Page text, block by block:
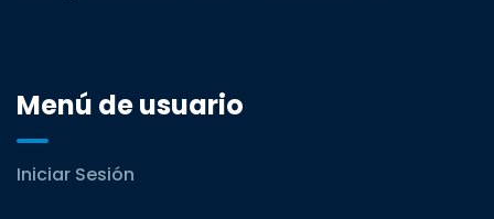
Menú de usuario
Iniciar Sesión